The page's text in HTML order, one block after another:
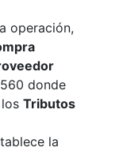
operación,
donde
Tributos
la